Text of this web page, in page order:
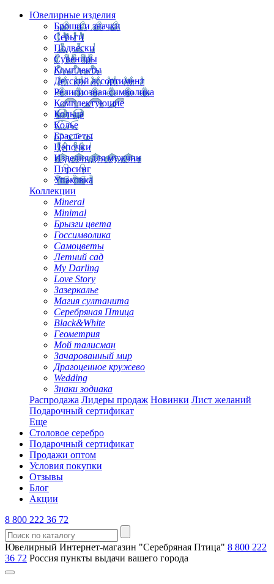
Ювелирные изделия
Броши и значки
Серьги
Подвески
Сувениры
Комплекты
Детский ассортимент
Религиозная символика
Комплектующие
Кольца
Колье
Браслеты
Цепочки
Изделия для мужчин
Пирсинг
Упаковка
Коллекции
Mineral
Minimal
Брызги цвета
Госсимволика
Самоцветы
Летний сад
My Darling
Love Story
Зазеркалье
Магия султанита
Серебряная Птица
Black&White
Геометрия
Мой талисман
Зачарованный мир
Драгоценное кружево
Wedding
Знаки зодиака
Распродажа Лидеры продаж Новинки Лист желаний
Подарочный сертификат
Еще
Столовое серебро
Подарочный сертификат
Продажи оптом
Условия покупки
Отзывы
Блог
Акции
8 800 222 36 72
Ювелирный Интернет-магазин "Серебряная Птица" 8 800 222
36 72 Россия пункты выдачи вашего города